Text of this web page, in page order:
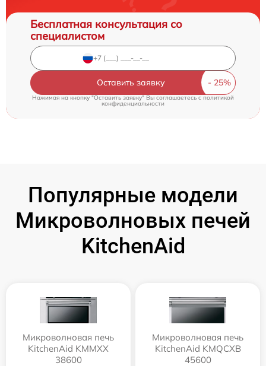
Бесплатная консультация со
специалистом
Оставить заявку
Нажимая на кнопку "Оставить заявку" Вы соглашаетесь cполитикой
конфиденциальности
Популярные модели
Микроволновых печей
KitchenAid
Микроволновая печь
KitchenAid KMMXX
38600
Микроволновая печь
KitchenAid KMQCXB
45600